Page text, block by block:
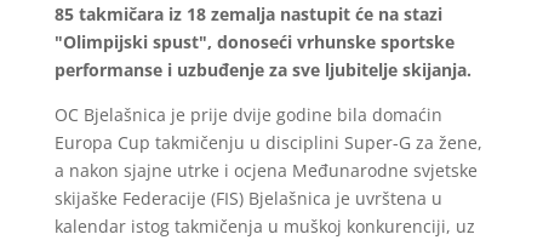
85 takmičara iz 18 zemalja nastupit će na stazi
"Olimpijski spust", donoseći vrhunske sportske
performanse i uzbuđenje za sve ljubitelje skijanja.
OC Bjelašnica je prije dvije godine bila domaćin
Europa Cup takmičenju u disciplini Super-G za žene,
a nakon sjajne utrke i ocjena Međunarodne svjetske
skijaške Federacije (FIS) Bjelašnica je uvrštena u
kalendar istog takmičenja u muškoj konkurenciji, uz